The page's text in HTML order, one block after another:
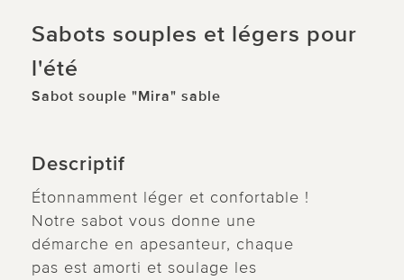
Sabots souples et légers pour
l'été
Sabot souple "Mira" sable
Descriptif
Étonnamment léger et confortable !
Notre sabot vous donne une
démarche en apesanteur, chaque
pas est amorti et soulage les